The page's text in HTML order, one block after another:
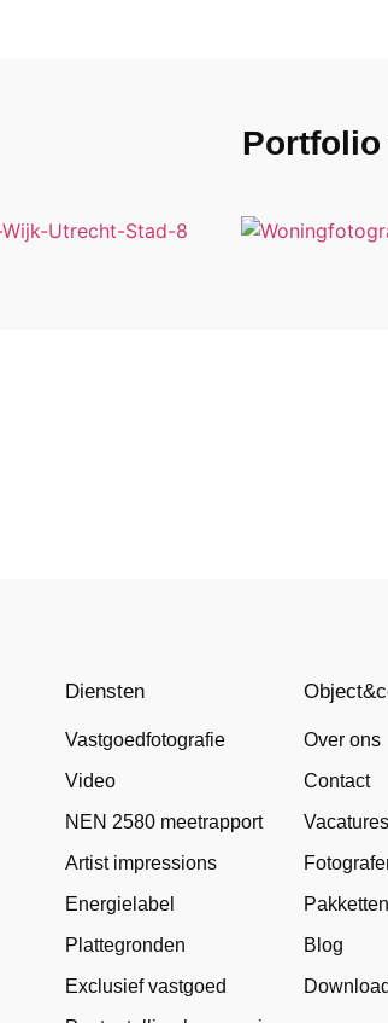
Portfolio
Diensten
Vastgoedfotografie
Video
NEN 2580 meetrapport
Artist impressions
Energielabel
Plattegronden
Exclusief vastgoed
Over ons
Contact
Vacatures
Pakketten
Blog